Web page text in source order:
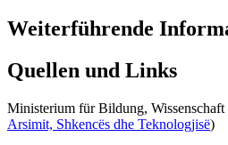
Weiterführende
Quellen und Links
Ministerium für Bildung,
Arsimit, Shkencës dhe Teknologjisë)